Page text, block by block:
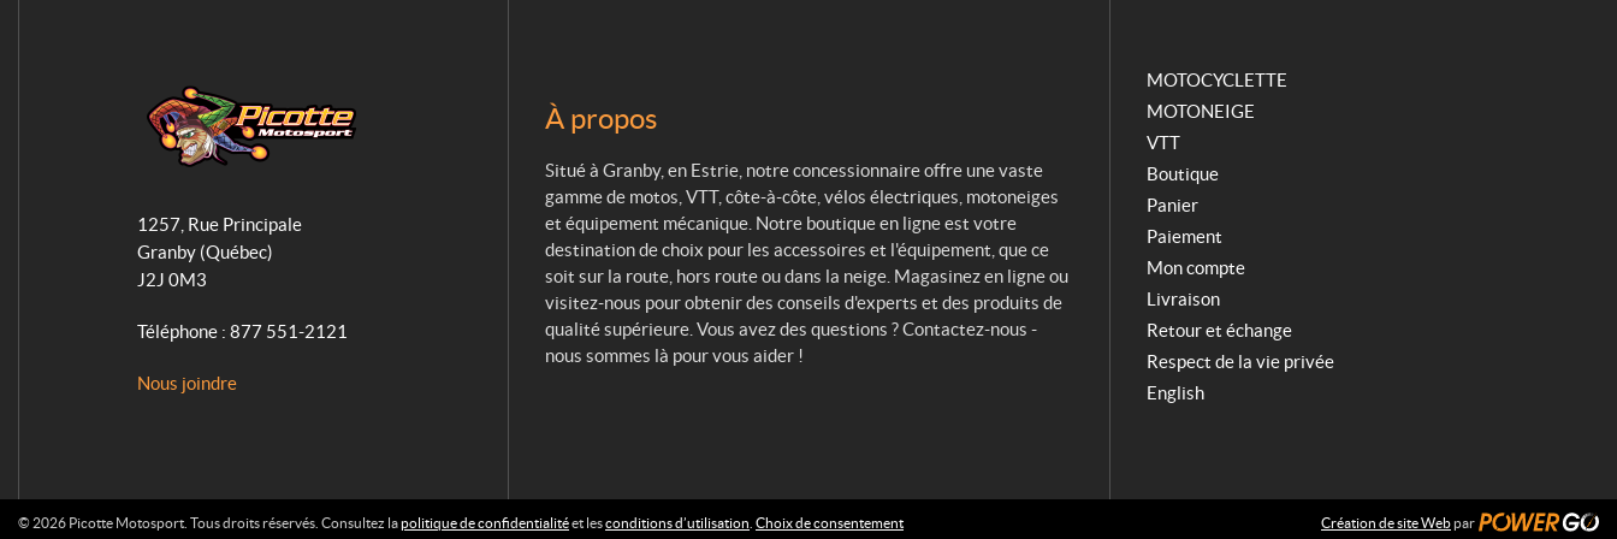
i
c
o
t
M
s
1257, Rue Principale
Granby (Québec)
J2J 0M3
Téléphone : 877 551-2121
Nous joindre
À propos
Situé à Granby, en Estrie, notre concessionnaire offre une vaste
gamme de motos, VTT, côte-à-côte, vélos électriques, motoneiges
et équipement mécanique. Notre boutique en ligne est votre
destination de choix pour les accessoires et l'équipement, que ce
soit sur la route, hors route ou dans la neige. Magasinez en ligne ou
visitez-nous pour obtenir des conseils d'experts et des produits de
qualité supérieure. Vous avez des questions ? Contactez-nous -
nous sommes là pour vous aider !
MOTOCYCLETTE
MOTONEIGE
VTT
Boutique
Panier
Paiement
Mon compte
Livraison
Retour et échange
Respect de la vie privée
English
© 2026 Picotte Motosport. Tous droits réservés. Consultez lapolitique de confidentialitéet lesconditions d’utilisation Choix de consentement Création de site Webpar